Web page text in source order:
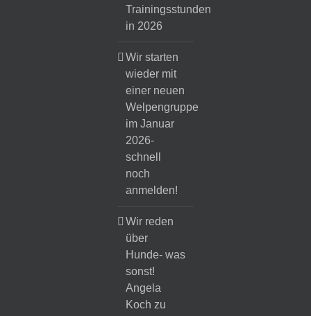
Trainingsstunden
in 2026
Wir starten
wieder mit
einer neuen
Welpengruppe
im Januar
2026-
schnell
noch
anmelden!
Wir reden
über
Hunde- was
sonst!
Angela
Koch zu